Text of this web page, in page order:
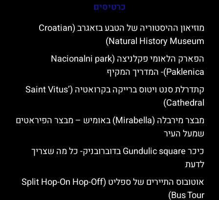
כרטיסים
מוזיאון ההיסטוריה של הטבע בזאגרב (Croatian
Natural History Museum)
הפארק הלאומי פקלניצה (Nacionalni park
Paklenica)- המדריך המקיף
קתדרלת סנט ויטוס ברייקה בקרואטיה (Saint Vitus’
Cathedral)
מבצר מירבלה (Mirabella) באומיש – מבצר הפיראטים
שמעל העיר
כיכר Gundulic square בדוברובניק- כל מה שצריך
לדעת
אוטובוס התיירים של ספליט (Split Hop-On Hop-Off
Bus Tour)